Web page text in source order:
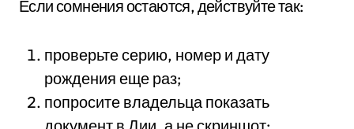
Если сомнения остаются, действуйте так:
проверьте серию, номер и дату
рождения еще раз;
попросите владельца показать